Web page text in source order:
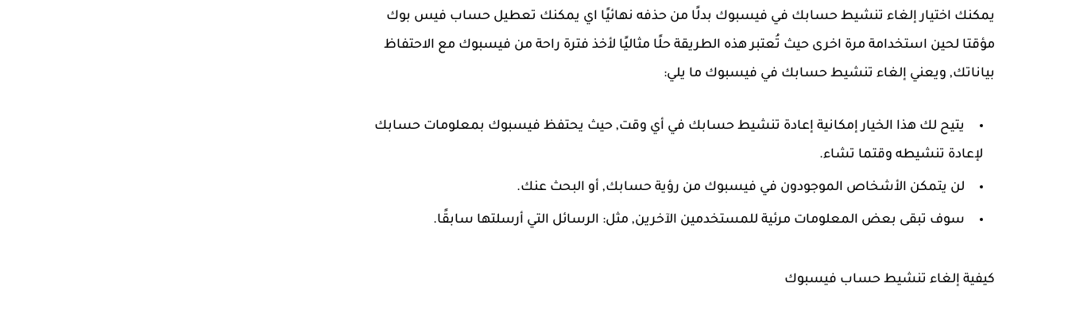
يمكنك اختيار إلغاء تنشيط حسابك في فيسبوك بدلًا من حذفه نهائيًا اي يمكنك تعطيل حساب فيس بوك
مؤقتا لحين استخدامة مرة اخرى حيث تُعتبر هذه الطريقة حلًا مثاليًا لأخذ فترة راحة من فيسبوك مع الاحتفاظ
بياناتك, ويعني إلغاء تنشيط حسابك في فيسبوك ما يلي:
يتيح لك هذا الخيار إمكانية إعادة تنشيط حسابك في أي وقت, حيث يحتفظ فيسبوك بمعلومات حسابك
لإعادة تنشيطه وقتما تشاء.
لن يتمكن الأشخاص الموجودون في فيسبوك من رؤية حسابك, أو البحث عنك.
سوف تبقى بعض المعلومات مرئية للمستخدمين الآخرين, مثل: الرسائل التي أرسلتها سابقًا.
كيفية إلغاء تنشيط حساب فيسبوك